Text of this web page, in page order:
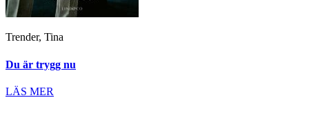
Trender, Tina
Du är trygg nu
LÄS MER